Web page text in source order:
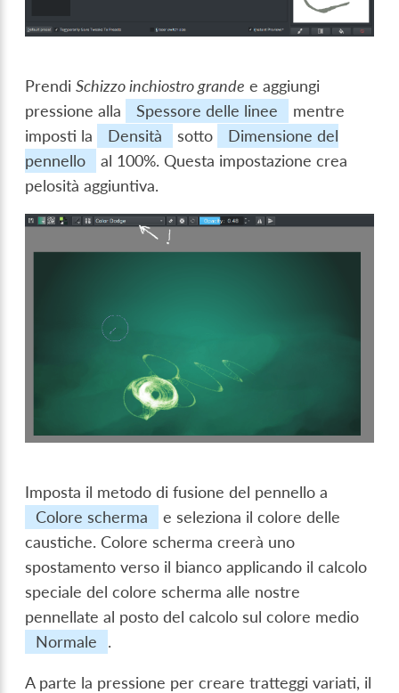
PrendiSchizzo inchiostro grande e aggiungi
pressione alla
Spessore delle linee
mentre
imposti la
Densità sotto
Dimensione del
pennello
al 100%. Questa impostazione crea
pelosità aggiuntiva.
Imposta il metodo di fusione del pennello a
Colore scherma
e seleziona il colore delle
caustiche. Colore scherma creerà uno
spostamento verso il bianco applicando il calcolo
speciale del colore scherma alle nostre
pennellate al posto del calcolo sul colore medio
Normale
.
A parte la pressione per creare tratteggi variati, il